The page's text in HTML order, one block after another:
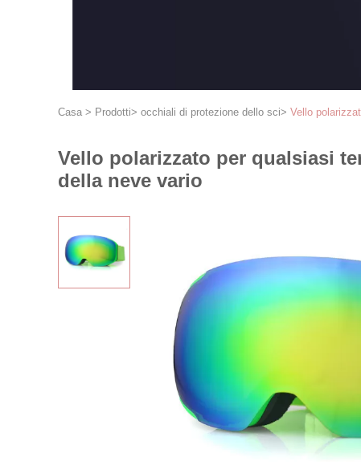
Casa > Prodotti> occhiali di protezione dello sci> Vello
Vello polarizzato per qualsiasi
della neve vario